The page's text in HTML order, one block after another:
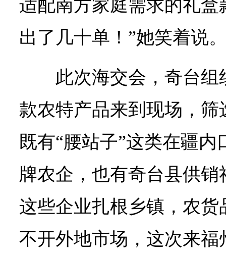
适配南方家庭需求的礼盒
出了几十单！”她笑着说
此次海交会，奇台组
款农特产品来到现场，
既有“腰站子”这类在疆
牌农企，也有奇台县供销
这些企业扎根乡镇，农
不开外地市场，这次来